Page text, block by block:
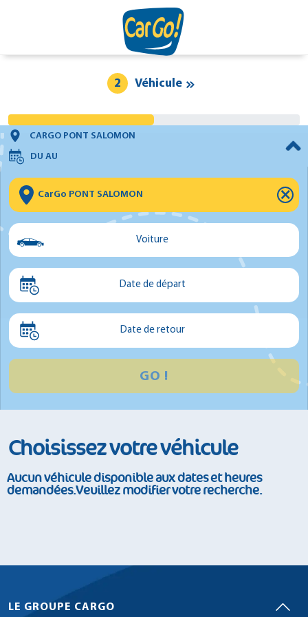
2 Véhicule
CARGO PONT SALOMON
DU AU
⨯
Voiture
Date de départ
Date de retour
GO !
Choisissez votre véhicule
Aucun véhicule disponible aux dates et heures
demandées.Veuillez modifier votre recherche.
LE GROUPE CARGO